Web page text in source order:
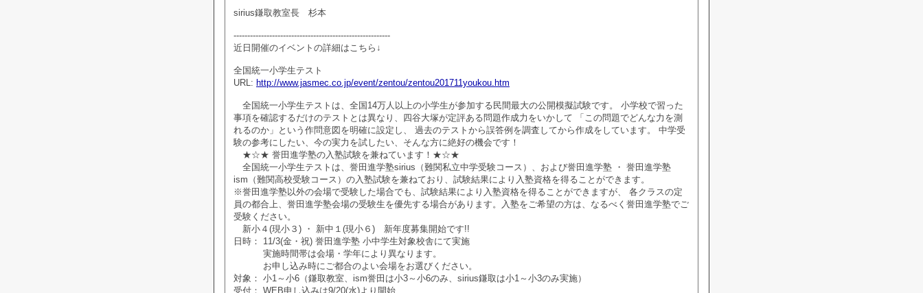
sirius鎌取教室長 杉本
---------------------------------------------------------
近日開催のイベントの詳細はこちら↓
全国統一小学生テスト
URL: http://www.jasmec.co.jp/event/zentou/zentou201711youkou.htm
全国統一小学生テストは、全国14万人以上の小学生が参加する民間最大の公開模擬試験です。 小学校で習った
事項を確認するだけのテストとは異なり、四谷大塚が定評ある問題作成力をいかして 「この問題でどんな力を測
れるのか」という作問意図を明確に設定し、 過去のテストから誤答例を調査してから作成をしています。 中学受
験の参考にしたい、今の実力を試したい、そんな方に絶好の機会です！
★☆★ 誉田進学塾の入塾試験を兼ねています！★☆★
全国統一小学生テストは、誉田進学塾sirius（難関私立中学受験コース）、および誉田進学塾 ・ 誉田進学塾
ism（難関高校受験コース）の入塾試験を兼ねており、試験結果により入塾資格を得ることができます。
※誉田進学塾以外の会場で受験した場合でも、試験結果により入塾資格を得ることができますが、 各クラスの定
員の都合上、誉田進学塾会場の受験生を優先する場合があります。入塾をご希望の方は、なるべく誉田進学塾でご
受験ください。
新小４(現小３) ・ 新中１(現小６) 新年度募集開始です!!
日時： 11/3(金・祝) 誉田進学塾 小中学生対象校舎にて実施
実施時間帯は会場・学年により異なります。
お申し込み時にご都合のよい会場をお選びください。
対象： 小1～小6（鎌取教室、ism誉田は小3～小6のみ、sirius鎌取は小1～小3のみ実施）
受付： WEB申し込みは9/20(水)より開始